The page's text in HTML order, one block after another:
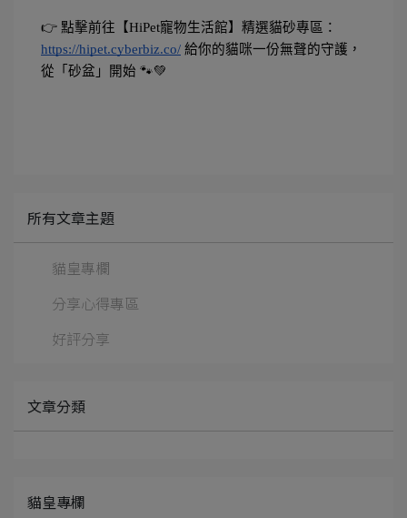
👉 點擊前往【HiPet寵物生活館】精選貓砂專區：
https://hipet.cyberbiz.co/ 給你的貓咪一份無聲的守護，
從「砂盆」開始 🐾💚
所有文章主題
貓皇專欄
分享心得專區
好評分享
文章分類
貓皇專欄